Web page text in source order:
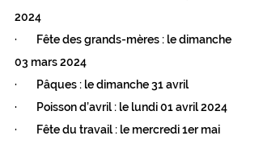
2024
·        Fête des grands-mères : le dimanche
03 mars 2024
·        Pâques : le dimanche 31 avril
·        Poisson d’avril : le lundi 01 avril 2024
·        Fête du travail : le mercredi 1er mai